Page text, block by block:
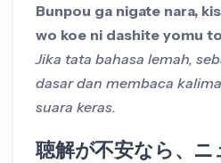
Bunpou ga nigate nara,
wo koe ni dashite yomu
Jika tata bahasa lemah,
dasar dan membaca
suara keras.
聴解が不安なら、